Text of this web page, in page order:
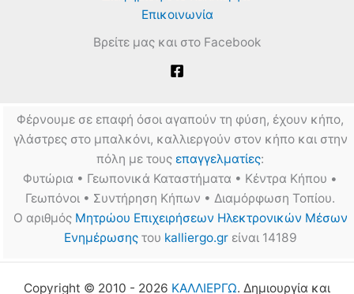
Επικοινωνία
Βρείτε μας και στο Facebook
Φέρνουμε σε επαφή όσοι αγαπούν τη φύση, έχουν κήπο,
γλάστρες στο μπαλκόνι, καλλιεργούν στον κήπο και στην
πόλη με τους επαγγελματίες:
Φυτώρια • Γεωπονικά Καταστήματα • Κέντρα Κήπου •
Γεωπόνοι • Συντήρηση Κήπων • Διαμόρφωση Τοπίου.
Ο αριθμός Μητρώου Επιχειρήσεων Ηλεκτρονικών Μέσων
Ενημέρωσηςτου kalliergo.grείναι 14189
Copyright © 2010 - 2026 ΚΑΛΛΙΕΡΓΩ. Δημιουργία και